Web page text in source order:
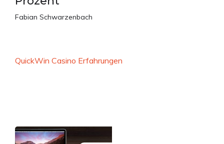
Fabian Schwarzenbach
QuickWin Casino Erfahrungen